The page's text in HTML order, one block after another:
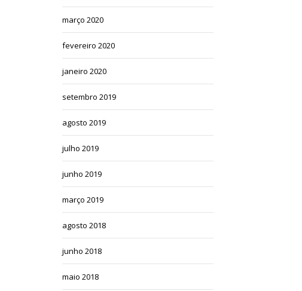
março 2020
fevereiro 2020
janeiro 2020
setembro 2019
agosto 2019
julho 2019
junho 2019
março 2019
agosto 2018
junho 2018
maio 2018